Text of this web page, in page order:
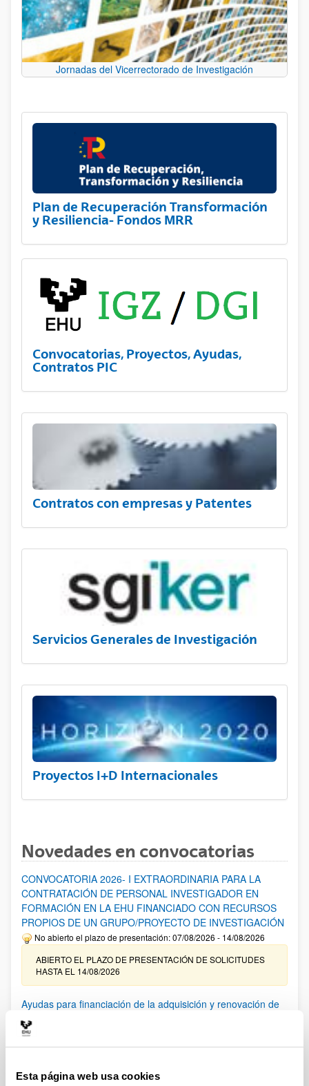
Esta página web usa cookies
Jornadas del Vicerrectorado de Investigación
Plan de Recuperación Transformación
y Resiliencia- Fondos MRR
Convocatorias, Proyectos, Ayudas,
Contratos PIC
Contratos con empresas y Patentes
Servicios Generales de Investigación
Proyectos I+D Internacionales
Novedades en convocatorias
CONVOCATORIA 2026- I EXTRAORDINARIA PARA LA
CONTRATACIÓN DE PERSONAL INVESTIGADOR EN
FORMACIÓN EN LA EHU FINANCIADO CON RECURSOS
PROPIOS DE UN GRUPO/PROYECTO DE INVESTIGACIÓN
No abierto el plazo de presentación: 07/08/2026 - 14/08/2026
ABIERTO EL PLAZO DE PRESENTACIÓN DE SOLICITUDES
HASTA EL 14/08/2026
Ayudas para financiación de la adquisición y renovación de
infraestructura científica y fondos bibliográficos en la
UPV/EHU 2026
Trámite abierto
25/03/2026: Corrección de errores del listado provisional de
solicitudes admitidas y excluidas. 23/03/2026: Relación